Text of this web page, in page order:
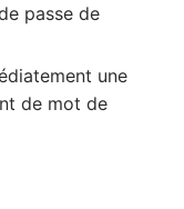
passe de
une
de mot de